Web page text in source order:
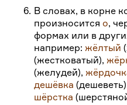
6. В словах, в корне
произноситсяо,
формах или в
например: жёлтый
(жестковатый),
(желудей),
дешёвка
шёрстка